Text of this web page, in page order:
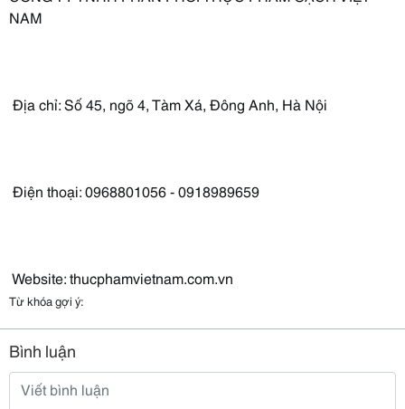
NAM
Địa chỉ: Số 45, ngõ 4, Tàm Xá, Đông Anh, Hà Nội
Điện thoại: 0968801056 - 0918989659
Website: thucphamvietnam.com.vn
Từ khóa gợi ý:
Bình luận